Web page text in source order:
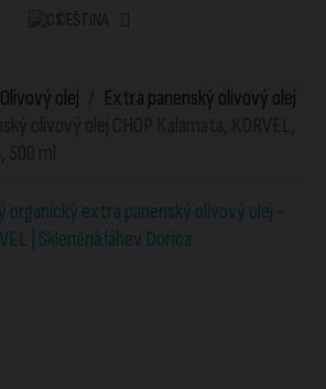
ČEŠTINA
Olivový olej
Extra panenský olivový olej